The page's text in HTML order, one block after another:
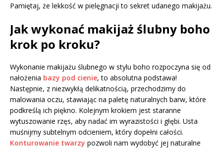
Pamiętaj, że lekkość w pielęgnacji to sekret udanego makijażu.
Jak wykonać makijaż ślubny boho
krok po kroku?
Wykonanie makijażu ślubnego w stylu boho rozpoczyna się od
nałożenia bazy pod cienie, to absolutna podstawa!
Następnie, z niezwykłą delikatnością, przechodzimy do
malowania oczu, stawiając na paletę naturalnych barw, które
podkreślą ich piękno. Kolejnym krokiem jest staranne
wytuszowanie rzęs, aby nadać im wyrazistości i głębi. Usta
muśnijmy subtelnym odcieniem, który dopełni całości.
Konturowanie twarzy pozwoli nam wydobyć jej naturalne